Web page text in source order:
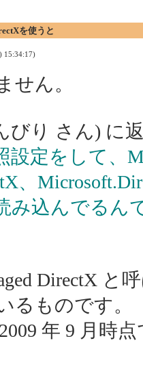
を使うと
15:34:17)
せん。
びり さん) に
設定をして、
、
み込んでるん
DirectX と
るものです。
年 9 月時